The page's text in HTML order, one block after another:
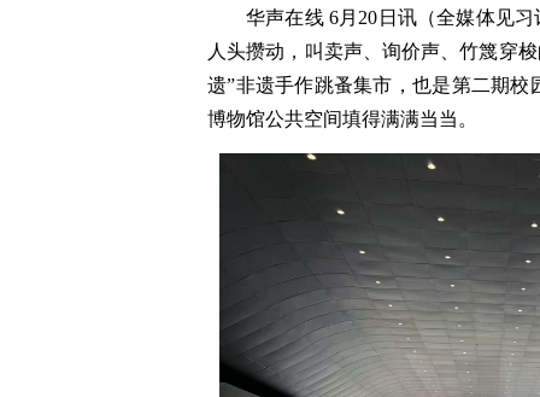
华声在线 6月20日 讯（全媒体见习
人头攒动，叫卖声、询价声、竹篾穿
遗”非遗手作跳蚤集市，也是第二期校
博物馆公共空间填得满满当当。